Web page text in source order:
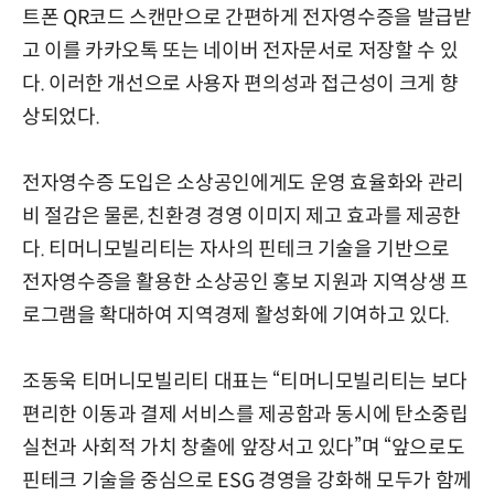
트폰 QR코드 스캔만으로 간편하게 전자영수증을 발급받
고 이를 카카오톡 또는 네이버 전자문서로 저장할 수 있
다. 이러한 개선으로 사용자 편의성과 접근성이 크게 향
상되었다.
전자영수증 도입은 소상공인에게도 운영 효율화와 관리
비 절감은 물론, 친환경 경영 이미지 제고 효과를 제공한
다. 티머니모빌리티는 자사의 핀테크 기술을 기반으로
전자영수증을 활용한 소상공인 홍보 지원과 지역상생 프
로그램을 확대하여 지역경제 활성화에 기여하고 있다.
조동욱 티머니모빌리티 대표는 “티머니모빌리티는 보다
편리한 이동과 결제 서비스를 제공함과 동시에 탄소중립
실천과 사회적 가치 창출에 앞장서고 있다”며 “앞으로도
핀테크 기술을 중심으로 ESG 경영을 강화해 모두가 함께